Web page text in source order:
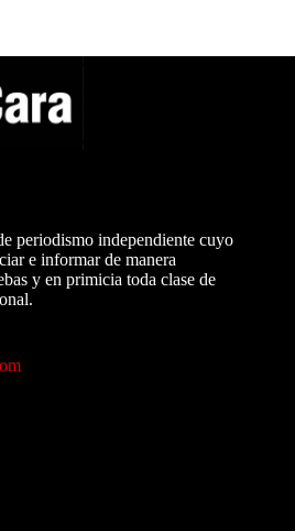
periodismo independiente cuyo
e informar de manera
y en primicia toda clase de